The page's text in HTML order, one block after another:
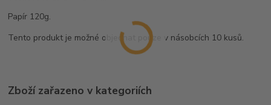
Papír 120g.
Tento produkt je možné objednat pouze v násobcích 10 kusů.
Zboží zařazeno v kategoriích